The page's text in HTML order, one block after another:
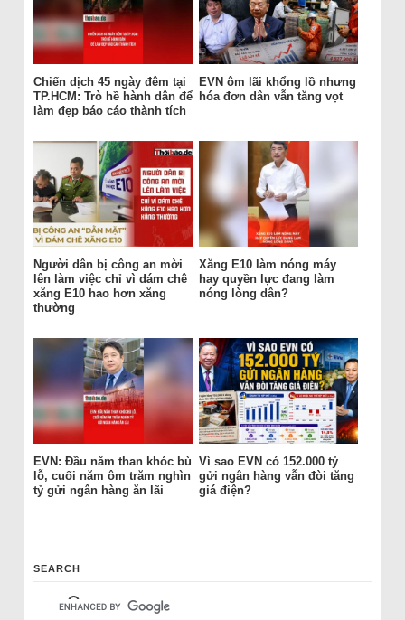
Chiến dịch 45 ngày đêm tại
TP.HCM: Trò hề hành dân để
làm đẹp báo cáo thành tích
EVN ôm lãi khổng lồ nhưng
hóa đơn dân vẫn tăng vọt
Người dân bị công an mời
lên làm việc chỉ vì dám chê
xăng E10 hao hơn xăng
thường
Xăng E10 làm nóng máy
hay quyền lực đang làm
nóng lòng dân?
EVN: Đầu năm than khóc bù
lỗ, cuối năm ôm trăm nghìn
tỷ gửi ngân hàng ăn lãi
Vì sao EVN có 152.000 tỷ
gửi ngân hàng vẫn đòi tăng
giá điện?
SEARCH